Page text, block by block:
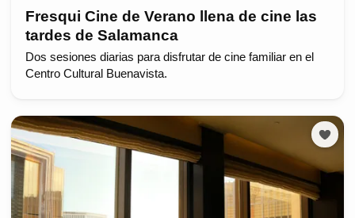
Fresqui Cine de Verano llena de cine las
tardes de Salamanca
Dos sesiones diarias para disfrutar de cine familiar en el
Centro Cultural Buenavista.